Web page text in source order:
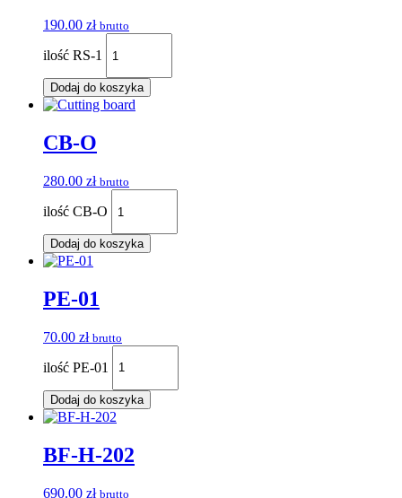
190.00 zł brutto
ilość RS-1
Dodaj do koszyka
CB-O
280.00 zł brutto
ilość CB-O
Dodaj do koszyka
PE-01
70.00 zł brutto
ilość PE-01
Dodaj do koszyka
BF-H-202
690.00 zł brutto